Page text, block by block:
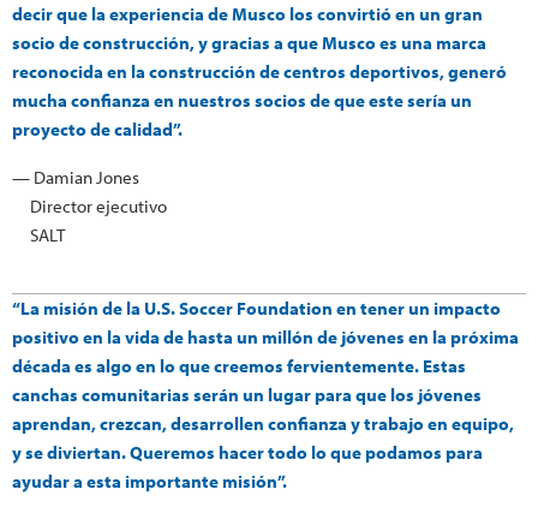
decir que la experiencia de Musco los convirtió en un gran
socio de construcción, y gracias a que Musco es una marca
reconocida en la construcción de centros deportivos, generó
mucha confianza en nuestros socios de que este sería un
proyecto de calidad”.
— Damian Jones
Director ejecutivo
SALT
“La misión de la U.S. Soccer Foundation en tener un impacto
positivo en la vida de hasta un millón de jóvenes en la próxima
década es algo en lo que creemos fervientemente. Estas
canchas comunitarias serán un lugar para que los jóvenes
aprendan, crezcan, desarrollen confianza y trabajo en equipo,
y se diviertan. Queremos hacer todo lo que podamos para
ayudar a esta importante misión”.